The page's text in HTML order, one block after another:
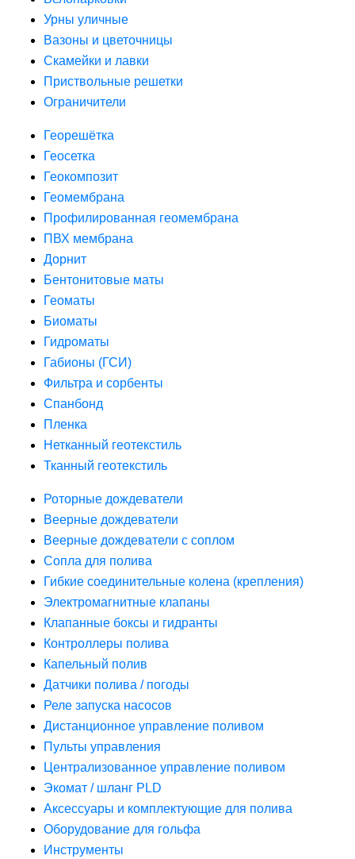
Урны уличные
Вазоны и цветочницы
Скамейки и лавки
Приствольные решетки
Ограничители
Георешётка
Геосетка
Геокомпозит
Геомембрана
Профилированная геомембрана
ПВХ мембрана
Дорнит
Бентонитовые маты
Геоматы
Биоматы
Гидроматы
Габионы (ГСИ)
Фильтра и сорбенты
Спанбонд
Пленка
Нетканный геотекстиль
Тканный геотекстиль
Роторные дождеватели
Веерные дождеватели
Веерные дождеватели с соплом
Сопла для полива
Гибкие соединительные колена (крепления)
Электромагнитные клапаны
Клапанные боксы и гидранты
Контроллеры полива
Капельный полив
Датчики полива / погоды
Реле запуска насосов
Дистанционное управление поливом
Пульты управления
Централизованное управление поливом
Экомат / шланг PLD
Аксессуары и комплектующие для полива
Оборудование для гольфа
Инструменты